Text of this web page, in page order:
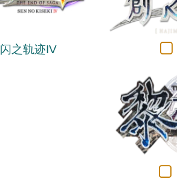
闪之轨迹IV